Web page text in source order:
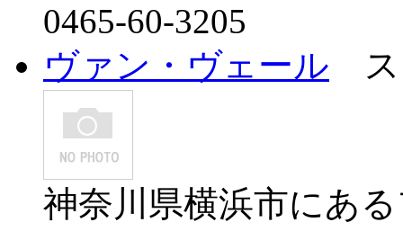
0465-60-3205
ヴァン・ヴェール ス
神奈川県横浜市にあ